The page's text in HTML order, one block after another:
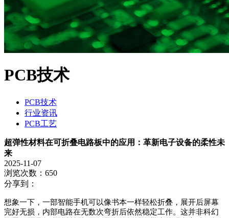
PCB技术
PCB技术
行业资讯
PCB工艺
超弹性材料在可折叠电路板中的应用：革新电子设备的柔性未
来
2025-11-07
浏览次数：650
分享到：
想象一下，一部智能手机可以像书本一样轻松折叠，展开后屏幕
完好无损，内部电路在无数次弯折后依然稳定工作。这并非科幻